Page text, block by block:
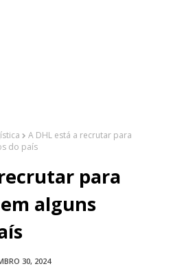
A DHL está a recrutar para
do país
para
alguns
30, 2024